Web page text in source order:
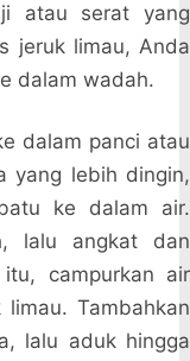
atau serat yang
jeruk limau, Anda
dalam wadah.
dalam panci atau
yang lebih dingin,
ke dalam air.
lalu angkat dan
campurkan air
Tambahkan
lalu aduk hingga